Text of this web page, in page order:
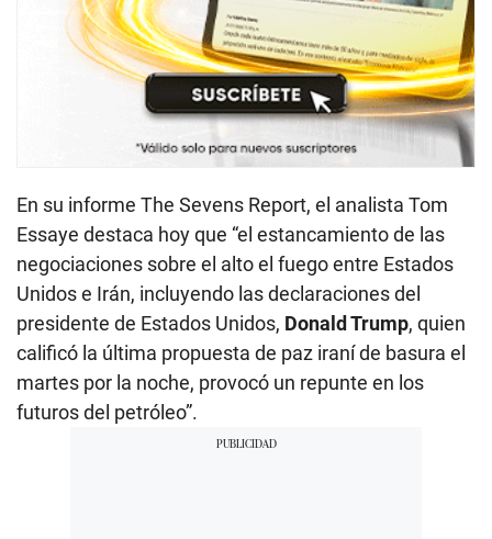
En su informe The Sevens Report, el analista Tom
Essaye destaca hoy que “el estancamiento de las
negociaciones sobre el alto el fuego entre Estados
Unidos e Irán, incluyendo las declaraciones del
presidente de Estados Unidos, Donald Trump, quien
calificó la última propuesta de paz iraní de basura el
martes por la noche, provocó un repunte en los
futuros del petróleo”.